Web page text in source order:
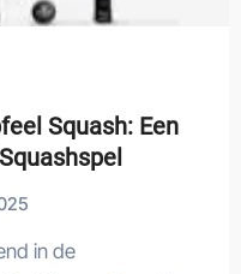
Squash: Een